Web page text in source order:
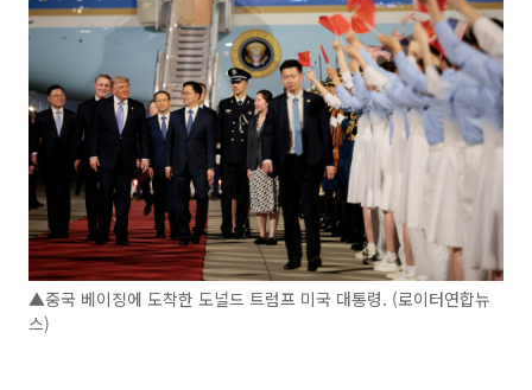
▲중국 베이징에 도착한 도널드 트럼프 미국 대통령. (로이터연합뉴
스)